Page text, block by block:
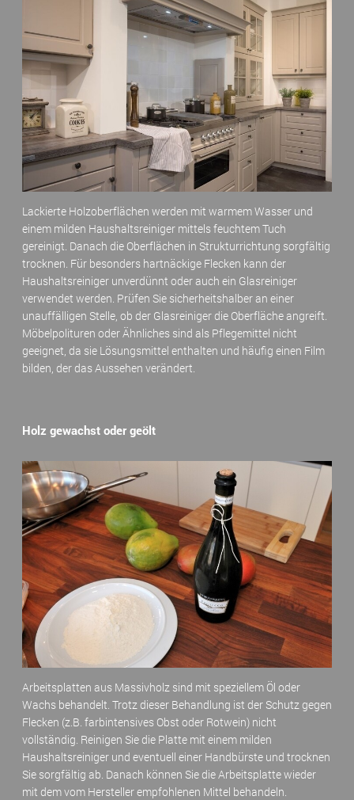
Lackierte Holzoberflächen werden mit warmem Wasser und
einem milden Haushaltsreiniger mittels feuchtem Tuch
gereinigt. Danach die Oberflächen in Strukturrichtung sorgfältig
trocknen. Für besonders hartnäckige Flecken kann der
Haushaltsreiniger unverdünnt oder auch ein Glasreiniger
verwendet werden. Prüfen Sie sicherheitshalber an einer
unauffälligen Stelle, ob der Glasreiniger die Oberfläche angreift.
Möbelpolituren oder Ähnliches sind als Pflegemittel nicht
geeignet, da sie Lösungsmittel enthalten und häufig einen Film
bilden, der das Aussehen verändert.
Holz gewachst oder geölt
Arbeitsplatten aus Massivholz sind mit speziellem Öl oder
Wachs behandelt. Trotz dieser Behandlung ist der Schutz gegen
Flecken (z.B. farbintensives Obst oder Rotwein) nicht
vollständig. Reinigen Sie die Platte mit einem milden
Haushaltsreiniger und eventuell einer Handbürste und trocknen
Sie sorgfältig ab. Danach können Sie die Arbeitsplatte wieder
mit dem vom Hersteller empfohlenen Mittel behandeln.